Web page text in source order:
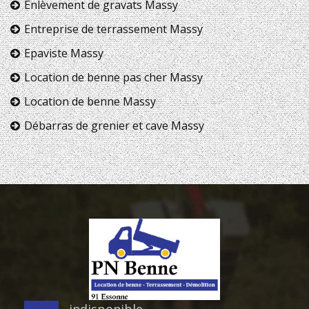
Enlèvement de gravats Massy
Entreprise de terrassement Massy
Epaviste Massy
Location de benne pas cher Massy
Location de benne Massy
Débarras de grenier et cave Massy